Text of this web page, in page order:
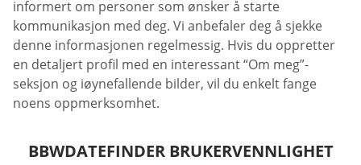
informert om personer som ønsker å starte
kommunikasjon med deg. Vi anbefaler deg å sjekke
denne informasjonen regelmessig. Hvis du oppretter
en detaljert profil med en interessant “Om meg”-
seksjon og iøynefallende bilder, vil du enkelt fange
noens oppmerksomhet.
BBWDATEFINDER BRUKERVENNLIGHET